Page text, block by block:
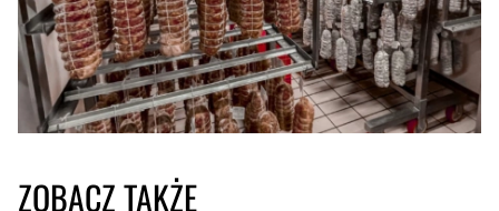
ZOBACZ TAKŻE